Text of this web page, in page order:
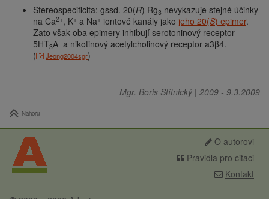
Stereospecificita: gssd. 20(R) Rg3 nevykazuje stejné účinky
na Ca2+, K+ a Na+ iontové kanály jako jeho 20(S) epimer.
Zato však oba epimery inhibují serotoninový receptor
5HT3A a nikotinový acetylcholinový receptor a3β4.
(
Jeong2004sgr)
Mgr. Boris Štítnický | 2009 - 9.3.2009
Nahoru
O autorovi
Pravidla pro citaci
Kontakt